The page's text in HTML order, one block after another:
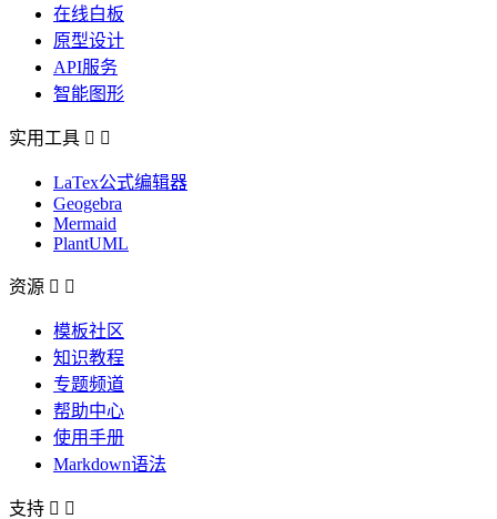
在线白板
原型设计
API服务
智能图形
实用工具  
LaTex公式编辑器
Geogebra
Mermaid
PlantUML
资源  
模板社区
知识教程
专题频道
帮助中心
使用手册
Markdown语法
支持  